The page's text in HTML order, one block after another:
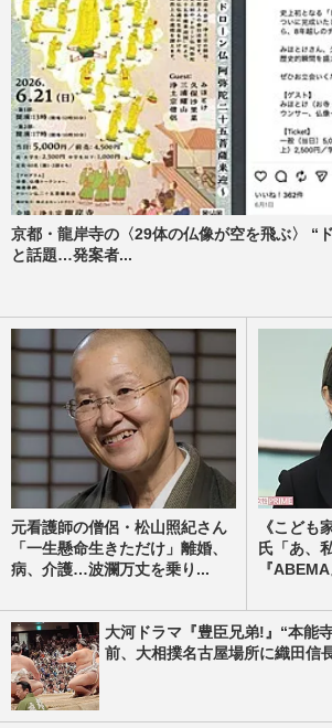
京都・龍岸寺の〈29体の仏像が空を飛ぶ〉 “
と話題…発案者...
元看護師の僧侶・松山照紀さん
「一生懸命生きただけ」離婚、
病、介護…波瀾万丈を乗り...
《こども
氏「あ、
『
大河ドラマ『豊臣兄弟!』“本能
前、大相撲名古屋場所に織田信